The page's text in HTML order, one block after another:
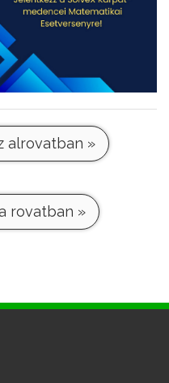
alrovatban »
rovatban »